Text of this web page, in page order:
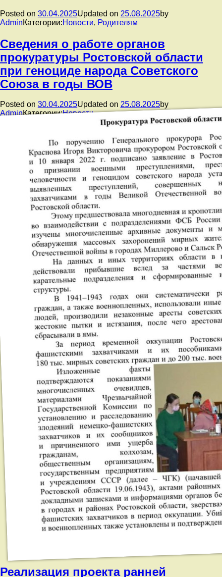
Posted on 30.04.2025Updated on 25.08.2025by
AdminКатегории:Новости, Родителям
Сведения о работе органов
прокуратуры Ростовской области
при геноциде народа Советского
Союза в годы ВОВ
Posted on 30.04.2025Updated on 25.08.2025by
AdminКатегории:Новости
Реализация проекта ранней